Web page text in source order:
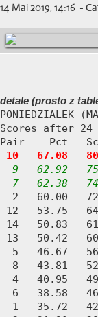
14 Mai 2019, 14:16 -
detale (prosto z
PONIEDZIALEK
Scores after
Pair    Pct
10   67.08
9   62.92
7   62.38